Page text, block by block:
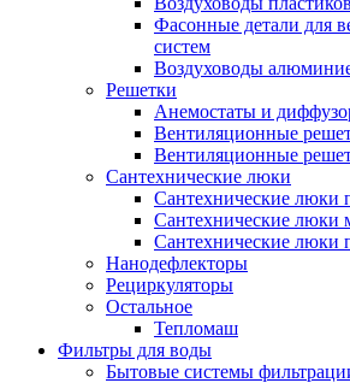
Фасонные детали для
систем
Воздуховоды
Решетки
Анемостаты и
Вентиляционные
Вентиляционные
Сантехнические люки
Сантехнические люки
Сантехнические люки
Сантехнические люки
Нанодефлекторы
Рециркуляторы
Остальное
Тепломаш
Фильтры для воды
Бытовые системы